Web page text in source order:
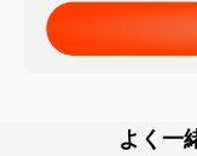
よく一